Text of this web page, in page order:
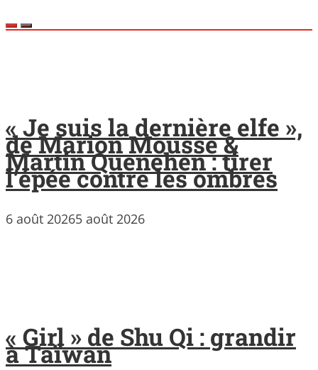
« Je suis la dernière elfe »,
de Marion Mousse &
Martin Quenehen : tirer
l’épée contre les ombres
6 août 20265 août 2026
« Girl » de Shu Qi : grandir
à Taïwan